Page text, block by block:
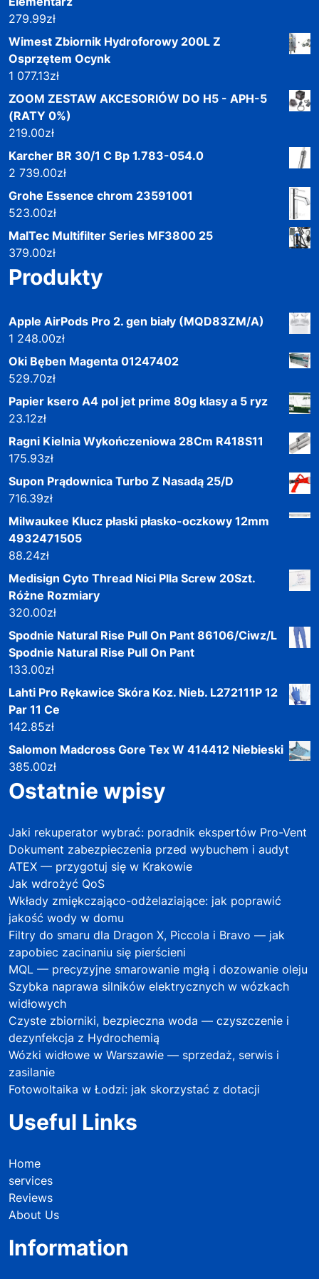
279.99zł
Wimest Zbiornik Hydroforowy 200L Z
Osprzętem Ocynk
1 077.13zł
ZOOM ZESTAW AKCESORIÓW DO H5 - APH-5
(RATY 0%)
219.00zł
Karcher BR 30/1 C Bp 1.783-054.0
2 739.00zł
Grohe Essence chrom 23591001
523.00zł
MalTec Multifilter Series MF3800 25
379.00zł
Produkty
Apple AirPods Pro 2. gen biały (MQD83ZM/A)
1 248.00zł
Oki Bęben Magenta 01247402
529.70zł
Papier ksero A4 pol jet prime 80g klasy a 5 ryz
23.12zł
Ragni Kielnia Wykończeniowa 28Cm R418S11
175.93zł
Supon Prądownica Turbo Z Nasadą 25/D
716.39zł
Milwaukee Klucz płaski płasko-oczkowy 12mm
4932471505
88.24zł
Medisign Cyto Thread Nici Plla Screw 20Szt.
Różne Rozmiary
320.00zł
Spodnie Natural Rise Pull On Pant 86106/Ciwz/L
Spodnie Natural Rise Pull On Pant
133.00zł
Lahti Pro Rękawice Skóra Koz. Nieb. L272111P 12
Par 11 Ce
142.85zł
Salomon Madcross Gore Tex W 414412 Niebieski
385.00zł
Ostatnie wpisy
Jaki rekuperator wybrać: poradnik ekspertów Pro-Vent
Dokument zabezpieczenia przed wybuchem i audyt
ATEX — przygotuj się w Krakowie
Jak wdrożyć QoS
Wkłady zmiękczająco-odżelaziające: jak poprawić
jakość wody w domu
Filtry do smaru dla Dragon X, Piccola i Bravo — jak
zapobiec zacinaniu się pierścieni
MQL — precyzyjne smarowanie mgłą i dozowanie oleju
Szybka naprawa silników elektrycznych w wózkach
widłowych
Czyste zbiorniki, bezpieczna woda — czyszczenie i
dezynfekcja z Hydrochemią
Wózki widłowe w Warszawie — sprzedaż, serwis i
zasilanie
Fotowoltaika w Łodzi: jak skorzystać z dotacji
Useful Links
Home
services
Reviews
About Us
Information